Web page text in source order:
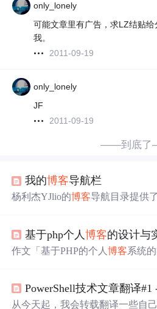
only_lonely
可能文章里有广告，求LZ结贴
我。
2011-09-19
only_lonely
JF
2011-09-19
——到底
我的博客导航栏
杨利杰YJlio的博客导航目录提供
（31篇从命令到脚本）、桌面运
具）。另有注册表批 处理、
展）分类推荐阅读路线，适合IT
学习。
基于php个人博客的设计与
作文「基于PHP的个人博客系统
生作文，如果想要浏览更多相关
作文搜索引擎进行搜索。本站作
从今天起，我会转载翻译一些自